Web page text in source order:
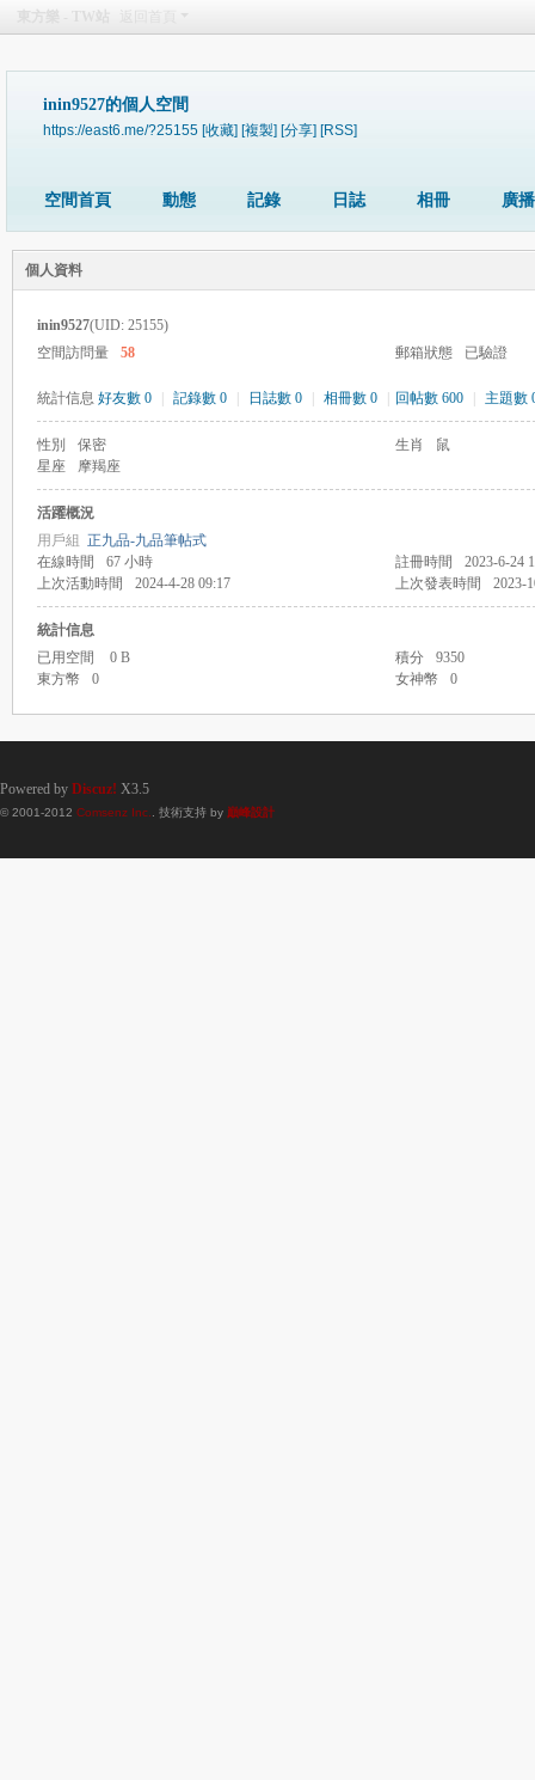
inin9527的個人空間
https://east6.me/?25155 [收藏] [複製] [分享] [RSS]
空間首頁 動態 記錄 日誌 相冊 廣播
個人資料
inin9527(UID: 25155)
空間訪問量
58 郵箱狀態 已驗證
統計信息 好友數 0 記錄數 0 日誌數 0 相冊數 0 回帖數 600 主題數
性別 保密 生肖
鼠
星座
摩羯座
活躍概況
用戶組 正九品-九品筆帖式
在線時間
67 小時 註冊時間
2023-6-24
上次活動時間
2024-4-28 09:17 上次發表時間 2023-
統計信息
已用空間
0 B 積分
9350
東方幣
0 女神幣 0
Powered by Discuz! X3.5
© 2001-2012 Comsenz Inc. . 技術支持 by 巔峰設計